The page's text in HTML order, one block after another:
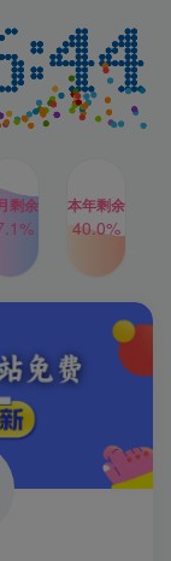
益最新玩法，
单日变现
赠全套技术资料
1W+人已阅读
上手难度低
1W+人已阅读
仔派对全新玩
＋，蓝海暴力
1W+人已阅读
玩法转转无货源
白 简单操作，
入500＋
玩法，简单操
，每日收益1k
剩余 本年剩余
40.0%